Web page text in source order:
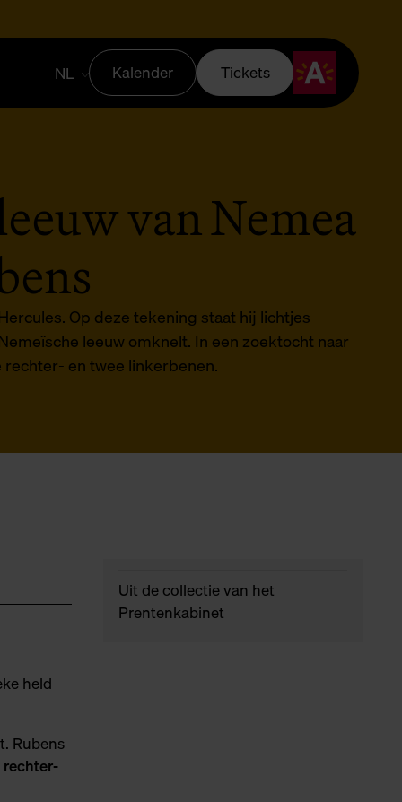
NL Kalender Tickets
van Nemea
Op deze tekening staat hij lichtjes
leeuw omknelt. In een zoektocht naar
en twee linkerbenen.
held
Rubens
Uit de collectie van het
Prentenkabinet